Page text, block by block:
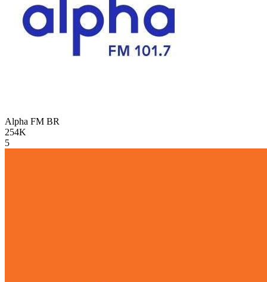
Alpha FM BR
254K
5